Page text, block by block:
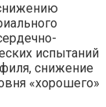
испытаний
снижение
«хорошего»